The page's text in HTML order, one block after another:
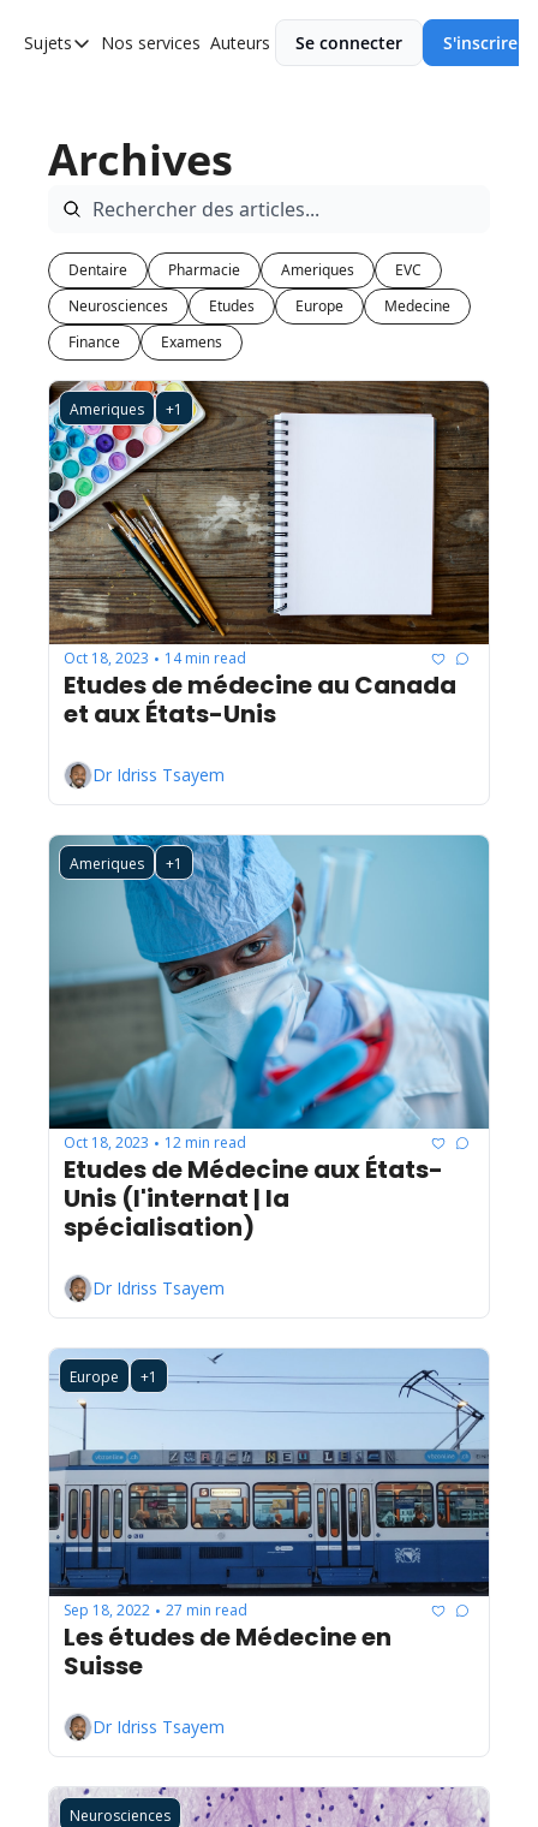
Sujets
Sujets
Europe
Nos services Auteurs Se connecter S'inscrire
Archives
Dentaire Pharmacie Ameriques
EVC
Neurosciences
Etudes Europe
Medecine
Finance
Examens
Ameriques +1
Oct 18, 2023 • 14 min read
Etudes de médecine au Canada
et aux États-Unis
Dr Idriss Tsayem
Ameriques +1
Oct 18, 2023 • 12 min read
Etudes de Médecine aux États-
Unis (l'internat | la
spécialisation)
Dr Idriss Tsayem
Europe +1
Sep 18, 2022 • 27 min read
Les études de Médecine en
Suisse
Dr Idriss Tsayem
Neurosciences